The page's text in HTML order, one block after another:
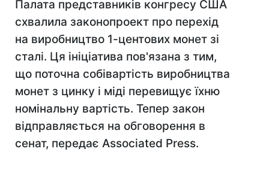
Палата представників конгресу США
схвалила законопроект про перехід
на виробництво 1-центових монет зі
сталі. Ця ініціатива пов'язана з тим,
що поточна собівартість виробництва
монет з цинку і міді перевищує їхню
номінальну вартість. Тепер закон
відправляється на обговорення в
сенат, передає Associated Press.